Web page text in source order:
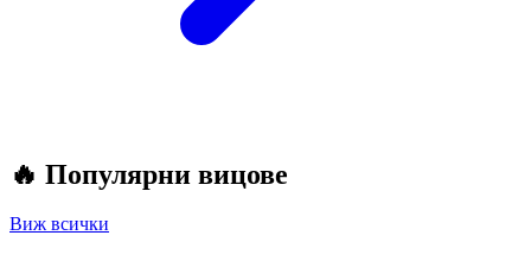
🔥 Популярни вицове
Виж всички